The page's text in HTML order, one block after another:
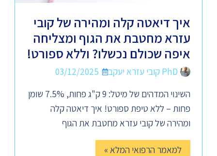
איך דיאטה קלה ומהירה של קובי
עזרא מחטבת את הגוף ומצליחה
איפה שכולם נכשלו? וללא ספורט!
PhD קובי עזרא יעקב
03/12/2025
השינוי המדהים של מיטל: 9 ק"ג פחות, 7.5% שומן
פחות – ללא טיפת ספורט! איך דיאטה קלה
ומהירה של קובי עזרא מחטבת את הגוף
למאמר הרפואי המלא »